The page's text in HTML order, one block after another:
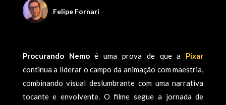
Felipe Fornari
Procurando Nemoé uma prova de que a Pixar
continua a liderar o campo da animação com maestria,
combinando visual deslumbrante com uma narrativa
tocante e envolvente. O filme segue a jornada de